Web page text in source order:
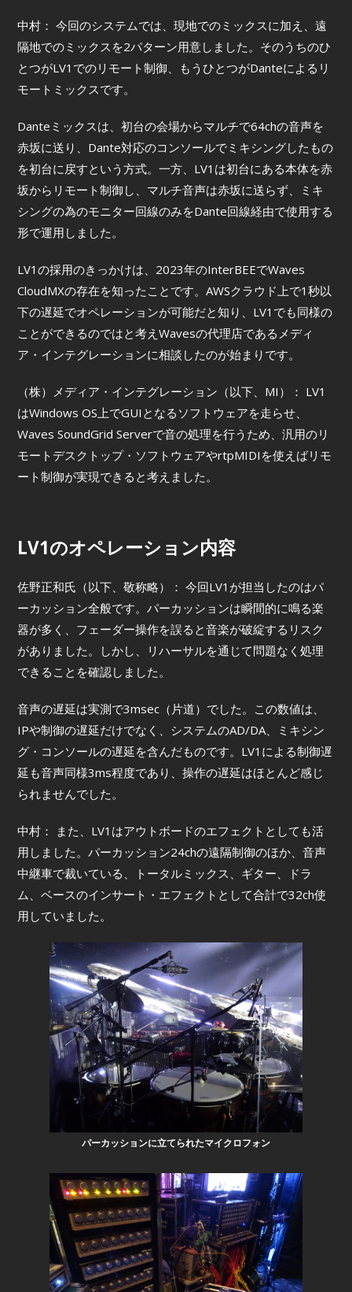
中村： 今回のシステムでは、現地でのミックスに加え、遠
隔地でのミックスを2パターン用意しました。そのうちのひ
とつがLV1でのリモート制御、もうひとつがDanteによるリ
モートミックスです。
Danteミックスは、初台の会場からマルチで64chの音声を
赤坂に送り、Dante対応のコンソールでミキシングしたもの
を初台に戻すという方式。一方、LV1は初台にある本体を赤
坂からリモート制御し、マルチ音声は赤坂に送らず、ミキ
シングの為のモニター回線のみをDante回線経由で使用する
形で運用しました。
LV1の採用のきっかけは、2023年のInterBEEでWaves
CloudMXの存在を知ったことです。AWSクラウド上で1秒以
下の遅延でオペレーションが可能だと知り、LV1でも同様の
ことができるのではと考えWavesの代理店であるメディ
ア・インテグレーションに相談したのが始まりです。
（株）メディア・インテグレーション（以下、MI）： LV1
はWindows OS上でGUIとなるソフトウェアを走らせ、
Waves SoundGrid Serverで音の処理を行うため、汎用のリ
モートデスクトップ・ソフトウェアやrtpMIDIを使えばリモ
ート制御が実現できると考えました。
LV1のオペレーション内容
佐野正和氏（以下、敬称略）： 今回LV1が担当したのはパ
ーカッション全般です。パーカッションは瞬間的に鳴る楽
器が多く、フェーダー操作を誤ると音楽が破綻するリスク
がありました。しかし、リハーサルを通じて問題なく処理
できることを確認しました。
音声の遅延は実測で3msec（片道）でした。この数値は、
IPや制御の遅延だけでなく、システムのAD/DA、ミキシン
グ・コンソールの遅延を含んだものです。LV1による制御遅
延も音声同様3ms程度であり、操作の遅延はほとんど感じ
られませんでした。
中村： また、LV1はアウトボードのエフェクトとしても活
用しました。パーカッション24chの遠隔制御のほか、音声
中継車で裁いている、トータルミックス、ギター、ドラ
ム、ベースのインサート・エフェクトとして合計で32ch使
用していました。
パーカッションに立てられたマイクロフォン